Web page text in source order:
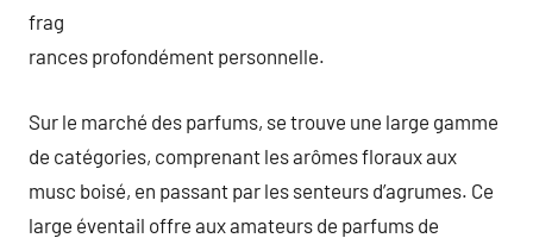
frag
rances profondément personnelle.
Sur le marché des parfums, se trouve une large gamme
de catégories, comprenant les arômes floraux aux
musc boisé, en passant par les senteurs d’agrumes. Ce
large éventail offre aux amateurs de parfums de